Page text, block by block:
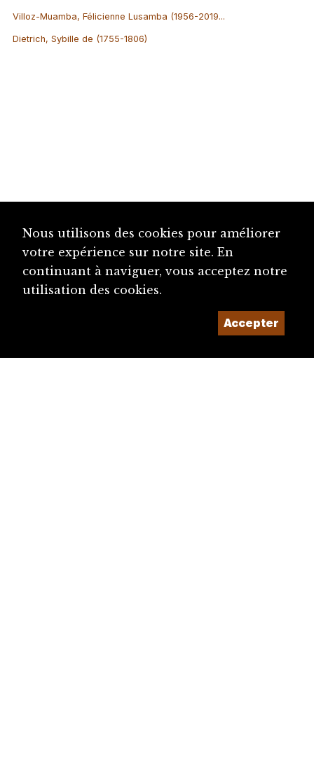
Villoz-Muamba, Félicienne Lusamba (1956-2019...
Dietrich, Sybille de (1755-1806)
Nous utilisons des cookies pour améliorer
votre expérience sur notre site. En
continuant à naviguer, vous acceptez notre
utilisation des cookies.
Accepter